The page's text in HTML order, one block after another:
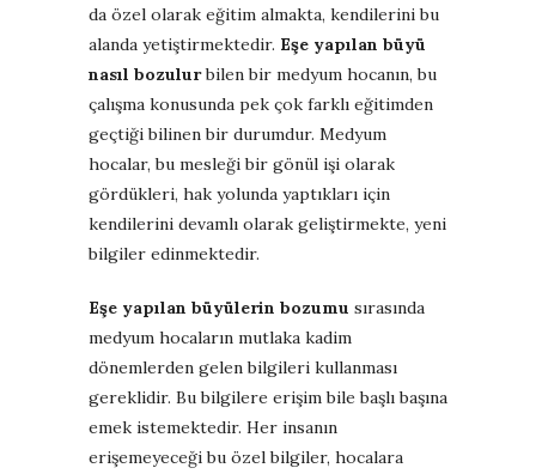
da özel olarak eğitim almakta, kendilerini bu
alanda yetiştirmektedir. Eşe yapılan büyü
nasıl bozulurbilen bir medyum hocanın, bu
çalışma konusunda pek çok farklı eğitimden
geçtiği bilinen bir durumdur. Medyum
hocalar, bu mesleği bir gönül işi olarak
gördükleri, hak yolunda yaptıkları için
kendilerini devamlı olarak geliştirmekte, yeni
bilgiler edinmektedir.
Eşe yapılan büyülerin bozumu sırasında
medyum hocaların mutlaka kadim
dönemlerden gelen bilgileri kullanması
gereklidir. Bu bilgilere erişim bile başlı başına
emek istemektedir. Her insanın
erişemeyeceği bu özel bilgiler, hocalara